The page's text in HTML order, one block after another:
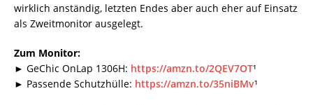
wirklich anständig, letzten Endes aber auch eher auf Einsatz
als Zweitmonitor ausgelegt.
Zum Monitor:
► GeChic OnLap 1306H: https://amzn.to/2QEV7OT¹
► Passende Schutzhülle: https://amzn.to/35niBMv¹